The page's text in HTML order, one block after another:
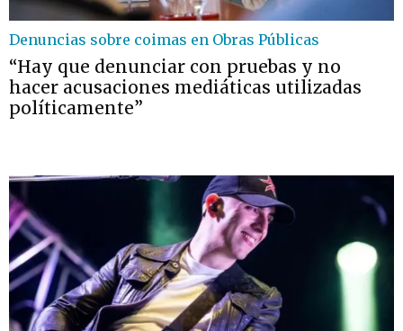
Denuncias sobre coimas en Obras Públicas
“Hay que denunciar con pruebas y no
hacer acusaciones mediáticas utilizadas
políticamente”